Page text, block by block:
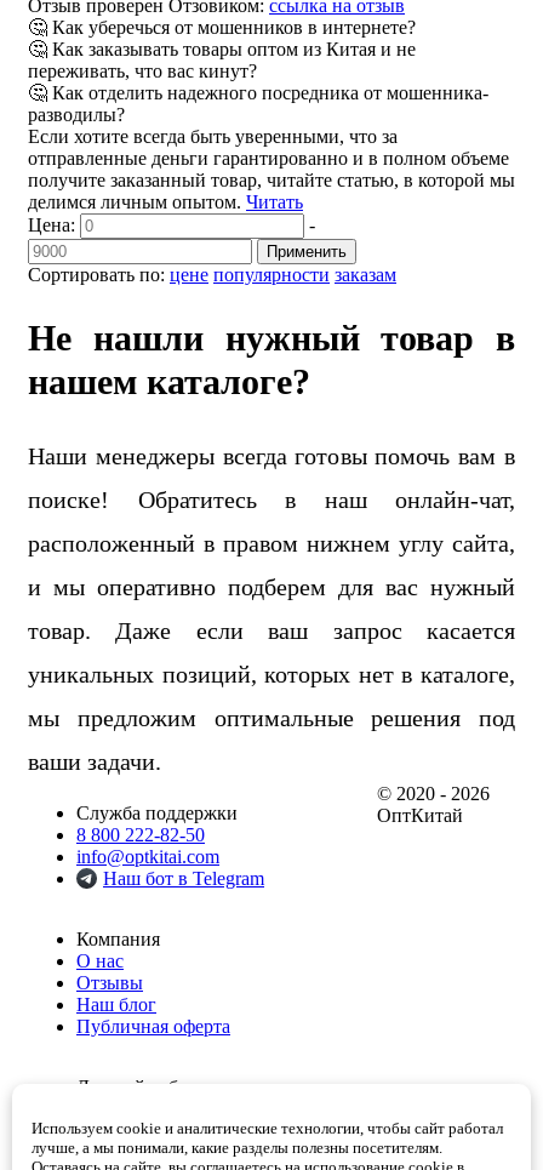
Отзыв проверен Отзовиком: ссылка на отзыв
🤔 Как уберечься от мошенников в интернете?
🤔 Как заказывать товары оптом из Китая и не
переживать, что вас кинут?
🤔 Как отделить надежного посредника от мошенника-
разводилы?
Если хотите всегда быть уверенными, что за
отправленные деньги гарантированно и в полном объеме
получите заказанный товар, читайте статью, в которой мы
делимся личным опытом. Читать
Сортировать по: цене популярности заказам
Цена: -
Применить
Не нашли нужный товар в
нашем каталоге?
Наши менеджеры всегда готовы помочь вам в
поиске! Обратитесь в наш онлайн-чат,
расположенный в правом нижнем углу сайта,
и мы оперативно подберем для вас нужный
товар. Даже если ваш запрос касается
уникальных позиций, которых нет в каталоге,
мы предложим оптимальные решения под
ваши задачи.
Служба поддержки
8 800 222-82-50
info@optkitai.com
Наш бот в Telegram
Компания
О нас
Отзывы
Наш блог
Публичная оферта
Личный кабинет
Избранное
Корзина
© 2020 - 2026
ОптКитай
Используем cookie и аналитические технологии, чтобы сайт работал
лучше, а мы понимали, какие разделы полезны посетителям.